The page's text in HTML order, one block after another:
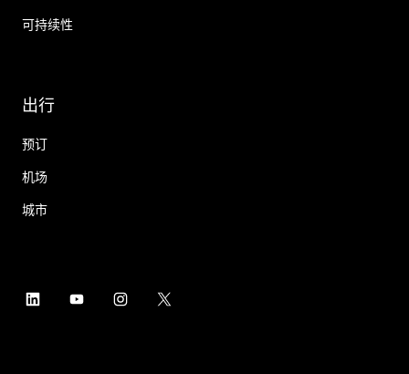
可持续性
出行
预订
机场
城市